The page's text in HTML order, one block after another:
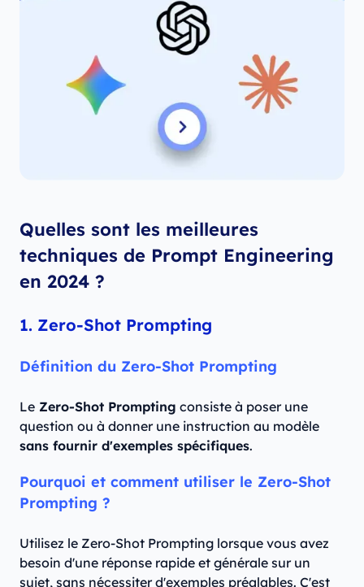
Quelles sont les meilleures
techniques de Prompt Engineering
en 2024 ?
1. Zero-Shot Prompting
Définition du Zero-Shot Prompting
Le Zero-Shot Prompting consiste à poser une
question ou à donner une instruction au modèle
sans fournir d'exemples spécifiques.
Pourquoi et comment utiliser le Zero-Shot
Prompting ?
Utilisez le Zero-Shot Prompting lorsque vous avez
besoin d'une réponse rapide et générale sur un
sujet, sans nécessiter d'exemples préalables. C'est